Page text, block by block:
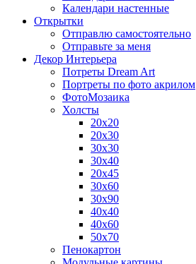
Календари настенные
Открытки
Отправлю самостоятельно
Отправьте за меня
Декор Интерьера
Потреты Dream Art
Портреты по фото акрилом
ФотоМозаика
Холсты
20х20
20х30
30х30
30х40
20х45
30х60
30х90
40х40
40х60
50х70
Пенокартон